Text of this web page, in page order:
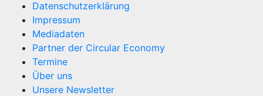
Datenschutzerklärung
Impressum
Mediadaten
Partner der Circular Economy
Termine
Über uns
Unsere Newsletter